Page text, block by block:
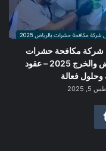
شركة مكافحة حشرات
بالرياض والخرج 2025 – عقود
وحلول فعالة
2025
‏Tumblr